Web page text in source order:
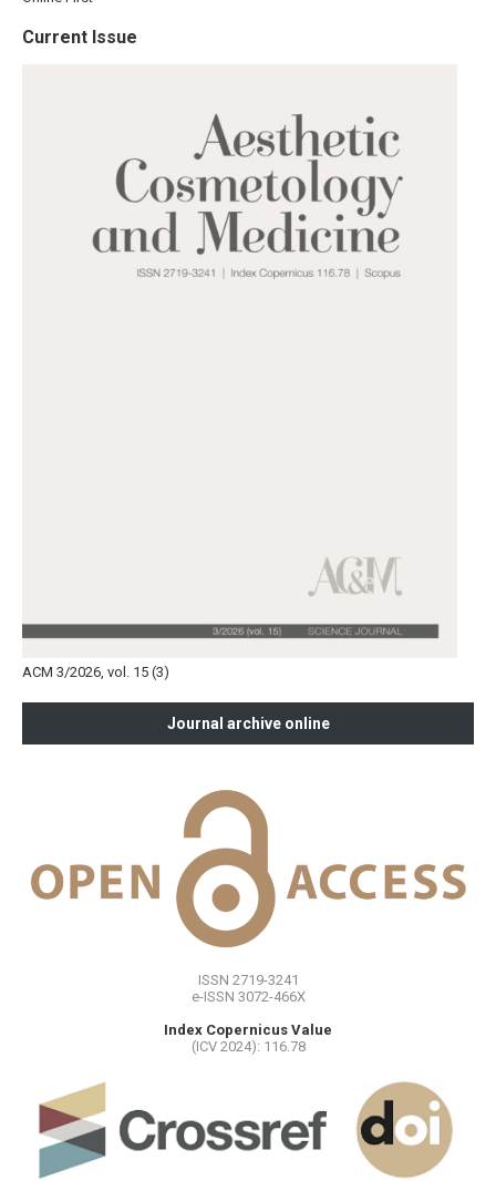
Current Issue
ACM 3/2026, vol. 15 (3)
Journal archive online
ISSN 2719-3241
e-ISSN 3072-466X
Index Copernicus Value
(ICV 2024): 116.78